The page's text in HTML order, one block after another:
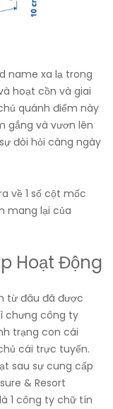
name xa lạ trong
hoạt cồn và giai
quánh điểm này
gắng và vươn lên
đòi hỏi càng ngày
về 1 số cột mốc
mang lại của
Hoạt Động
từ đâu đã được
chưng công ty
trạng con cái
cái trực tuyến.
sau sự cung cấp
& Resort
1 công ty chữ tín